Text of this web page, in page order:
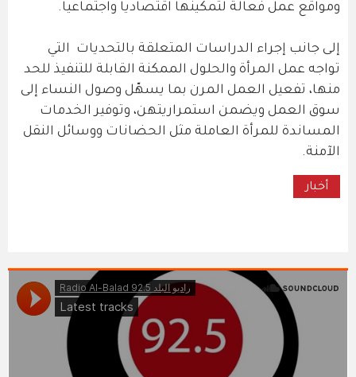
ومواقع عمل فعالة لتمكينها اقتصاديا واجتماعيا.
إلى جانب إجراء الدراسات المتعلقة بالتحديات التي
تواجه عمل المرأة والحلول الممكنة القابلة للتنفيذ للحد
منها، تفعيل العمل المرن بما يسهّل وصول النساء إلى
سوق العمل ويضمن استمراريتهن، وتوفير الخدمات
المساندة للمرأة العاملة مثل الحضانات ووسائل النقل
الآمنة.
أخبار